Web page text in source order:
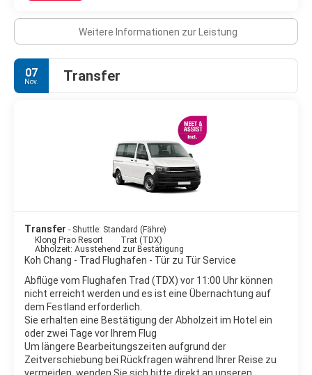
Weitere Informationen zur Leistung
07
Nov. Transfer
Transfer - Shuttle: Standard (Fähre)
Klong Prao Resort
Trat (TDX)
Abholzeit: Ausstehend zur Bestätigung
Koh Chang - Trad Flughafen - Tür zu Tür Service
Abflüge vom Flughafen Trad (TDX) vor 11:00 Uhr können
nicht erreicht werden und es ist eine Übernachtung auf
dem Festland erforderlich.
Sie erhalten eine Bestätigung der Abholzeit im Hotel ein
oder zwei Tage vor Ihrem Flug
Um längere Bearbeitungszeiten aufgrund der
Zeitverschiebung bei Rückfragen während Ihrer Reise zu